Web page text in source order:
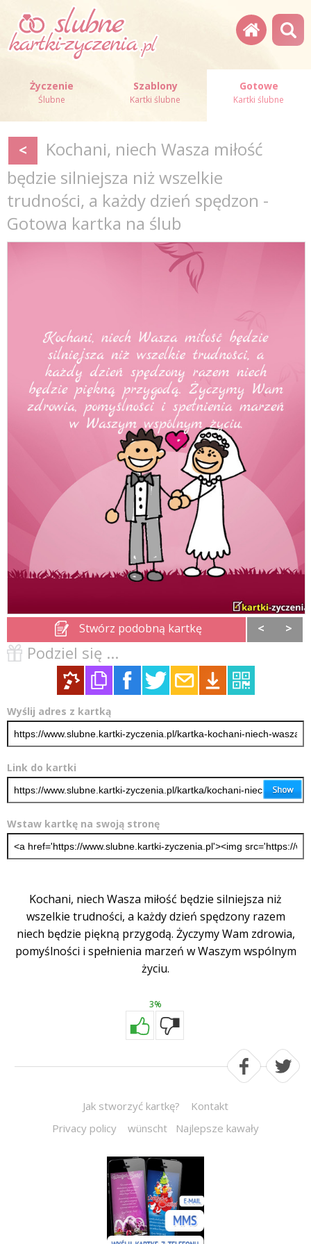
Życzenie
Ślubne
Szablony
Kartki ślubne
Gotowe
Kartki ślubne
<
Kochani, niech Wasza miłość
będzie silniejsza niż wszelkie
trudności, a każdy dzień spędzon -
Gotowa kartka na ślub
Stwórz podobną kartkę < >
Podziel się ...
Wyślij adres z kartką
Link do kartki
Wstaw kartkę na swoją stronę
Kochani, niech Wasza miłość będzie silniejsza niż
wszelkie trudności, a każdy dzień spędzony razem
niech będzie piękną przygodą. Życzymy Wam zdrowia,
pomyślności i spełnienia marzeń w Waszym wspólnym
życiu.
3%
Jak stworzyć kartkę?
Kontakt
Privacy policy
wünscht Najlepsze kawały